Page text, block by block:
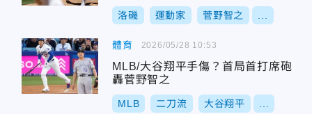
洛磯 運動家 菅野智之
體育
MLB/大谷翔平手傷？首局首打席砲
轟菅野智之
MLB 二刀流 大谷翔平
2026/05/28 10:53